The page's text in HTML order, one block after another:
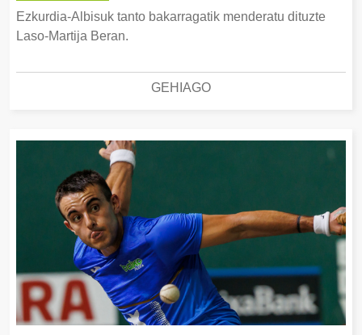
Ezkurdia-Albisuk tanto bakarragatik menderatu dituzte
Laso-Martija Beran.
GEHIAGO